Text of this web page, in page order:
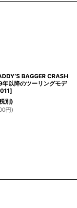
BAGGER CRASH
以降のツーリングモデ
]
別)
円)